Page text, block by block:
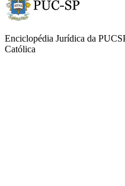
Enciclopédia Jurídica da
Católica